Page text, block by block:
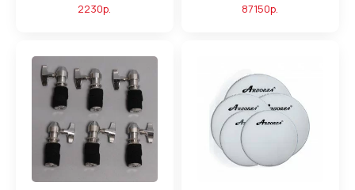
2230р. 87150р.